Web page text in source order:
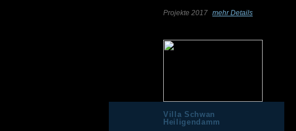
Projekte 2017 mehr Details
Villa Schwan
Heiligendamm